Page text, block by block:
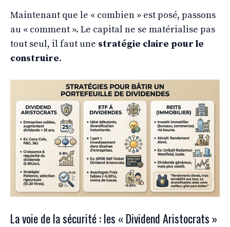
Maintenant que le « combien » est posé, passons
au « comment ». Le capital ne se matérialise pas
tout seul, il faut une stratégie claire pour le
construire.
La voie de la sécurité : les « Dividend Aristocrats »